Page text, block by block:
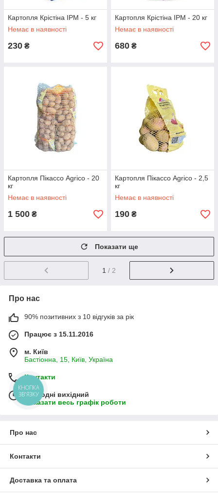
Картопля Крістіна IPM - 5 кг
Немає в наявності
230 ₴
Картопля Крістіна IPM - 20 кг
Немає в наявності
680 ₴
Картопля Пікассо Agrico - 20
кг
Немає в наявності
1 500 ₴
Картопля Пікассо Agrico - 2,5
кг
Немає в наявності
190 ₴
Показати ще
1 / 2
Про нас
90% позитивних з 10 відгуків за рік
Працює з 15.11.2016
м. Київ
Бастіонна, 15, Київ, Україна
Контакти
Сьогодні вихідний
Показати весь графік роботи
Про нас
Контакти
Доставка та оплата
КНОПКА
ЗВ'ЯЗКУ